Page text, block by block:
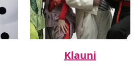
Klauni